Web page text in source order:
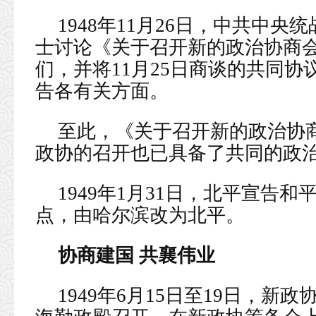
1948年11月26日，中共中央
士讨论《关于召开新的政治协商
们，并将11月25日商谈的共同协
告各有关方面。
至此，《关于召开新的政治协
政协的召开也已具备了共同的政
1949年1月31日，北平宣告和
点，由哈尔滨改为北平。
协商建国 共襄伟业
1949年6月15日至19日，新政